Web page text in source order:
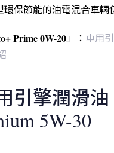
環保節能的油電混合車輛
Prime 0W-20」： 車用
引擎潤滑油
5W-30